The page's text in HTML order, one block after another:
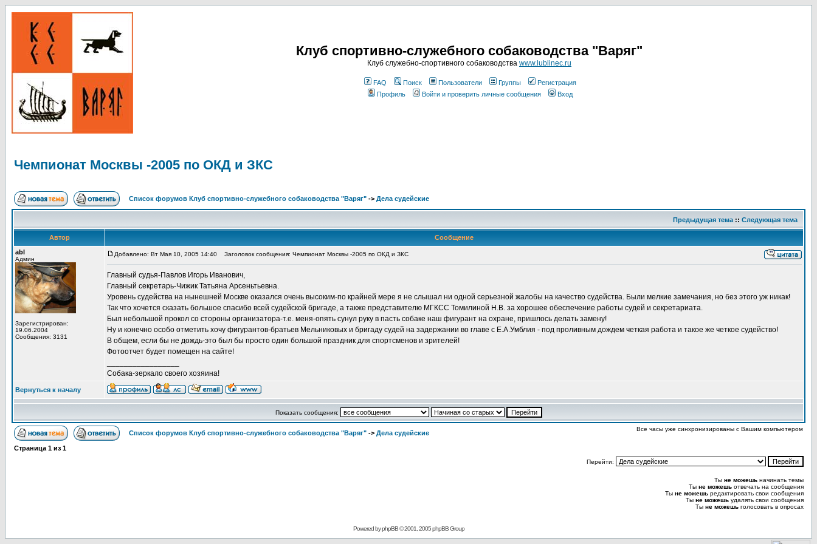
Клуб спортивно-служебного собаководства "Варяг"
Клуб служебно-спортивного собаководства www.lublinec.ru
FAQ Поиск Пользователи Группы
Регистрация
Профиль
Войти и проверить личные сообщения Вход
Чемпионат Москвы -2005 по ОКД и ЗКС
Список форумов Клуб спортивно-служебного собаководства "Варяг" -> Дела судейские
Предыдущая тема :: Следующая тема
Автор
Сообщение
abl
Админ
Зарегистрирован:
19.06.2004
Сообщения: 3131
Добавлено: Вт Мая 10, 2005 14:40 Заголовок сообщения: Чемпионат Москвы -2005 по ОКД и ЗКС
Главный судья-Павлов Игорь Иванович,
Главный секретарь-Чижик Татьяна Арсеньтьевна.
Уровень судейства на нынешней Москве оказался очень высоким-по крайней мере я не слышал ни одной серьезной жалобы на качество судейства. Были мелкие замечания, но без этого уж никак!
Так что хочется сказать большое спасибо всей судейской бригаде, а также представителю МГКСС Томилиной Н.В. за хорошее обеспечение работы судей и секретариата.
Был небольшой прокол со стороны организатора-т.е. меня-опять сунул руку в пасть собаке наш фигурант на охране, пришлось делать замену!
Ну и конечно особо отметить хочу фигурантов-братьев Мельниковых и бригаду судей на задержании во главе с Е.А.Умблия - под проливным дождем четкая работа и такое же четкое судейство!
В общем, если бы не дождь-это был бы просто один большой праздник для спортсменов и зрителей!
Фотоотчет будет помещен на сайте!
Собака-зеркало своего хозяина!
Вернуться к началу
Показать сообщения:
Список форумов Клуб спортивно-служебного собаководства "Варяг" -> Дела судейские
Все часы уже синхронизированы с Вашим компьютером
Страница 1 из 1
Перейти:
Ты не можешь начинать темы
Ты не можешь отвечать на сообщения
Ты не можешь редактировать свои сообщения
Ты не можешь удалять свои сообщения
Ты не можешь голосовать в опросах
Powered byphpBB© 2001, 2005 phpBB Group